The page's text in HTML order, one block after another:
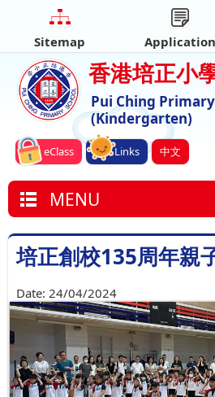
香港培正小
Pui Ching
(Kindergarten)
eClass Links 中文
Sitemap Application
MENU
培正創校135周年親
Date: 24/04/2024